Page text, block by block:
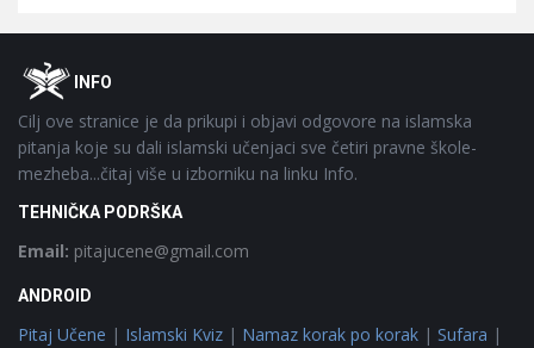
FooterOINFO
Cilj ove stranice je da prikupi i objavi odgovore na islamska
pitanja koje su dali islamski učenjaci sve četiri pravne škole-
mezheba...čitaj više u izborniku na linku Info.
TEHNIČKA PODRŠKA
Email: pitajucene@gmail.com
ANDROID
Pitaj Učene | Islamski Kviz | Namaz korak po korak | Sufara |